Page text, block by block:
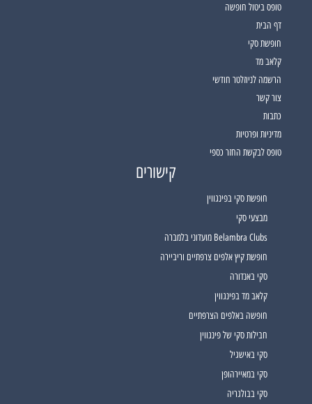
טופס ביטול חופשה
דף הבית
חופשת סקי
קלאב מד
הרשמה לניוזלטר חודשי
צור קשר
כתבות
מדיניות ופרטיות
טופס לבקשת החזר כספי
קישורים
חופשת סקי בפינגווין
מבצעי סקי
Belambra Clubs מועדוני בלמברה
חופשת קיץ אלפים צרפתיים וריביירה
סקי באנדורה
קלאב מד בפינגווין
חופשה באלפים הצרפתיים
חבילות סקי של פינגווין
סקי באישגיל
סקי במאיירהופן
סקי בבולגריה